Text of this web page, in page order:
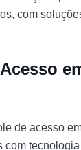
com
de acesso
com